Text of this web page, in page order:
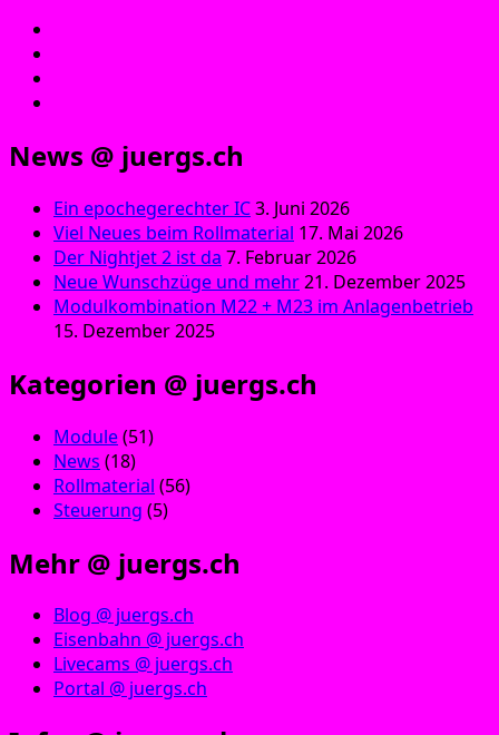
News @ juergs.ch
Ein epochegerechter IC3. Juni 2026
Viel Neues beim Rollmaterial 17. Mai 2026
Der Nightjet 2 ist da 7. Februar 2026
Neue Wunschzüge und mehr21. Dezember 2025
Modulkombination M22 + M23 im Anlagenbetrieb
15. Dezember 2025
Kategorien @ juergs.ch
Module(51)
News (18)
Rollmaterial (56)
Steuerung (5)
Mehr @ juergs.ch
Blog @ juergs.ch
Eisenbahn @ juergs.ch
Livecams @ juergs.ch
Portal @ juergs.ch